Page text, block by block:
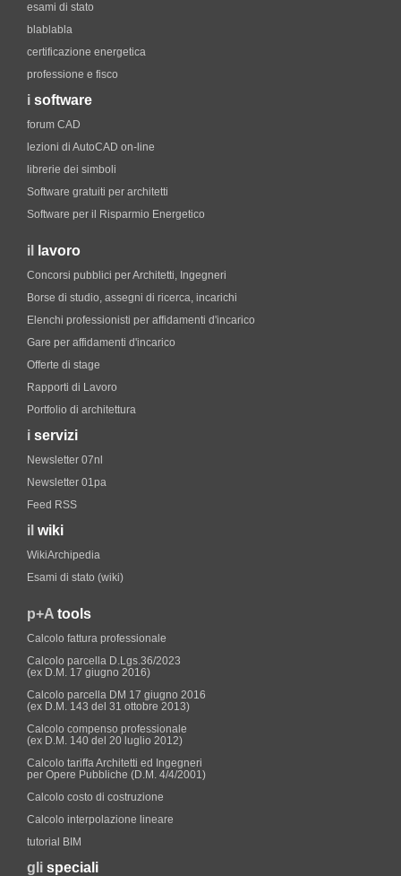
esami di stato
blablabla
certificazione energetica
professione e fisco
i software
forum CAD
lezioni di AutoCAD on-line
librerie dei simboli
Software gratuiti per architetti
Software per il Risparmio Energetico
il lavoro
Concorsi pubblici per Architetti, Ingegneri
Borse di studio, assegni di ricerca, incarichi
Elenchi professionisti per affidamenti d'incarico
Gare per affidamenti d'incarico
Offerte di stage
Rapporti di Lavoro
Portfolio di architettura
i servizi
Newsletter 07nl
Newsletter 01pa
Feed RSS
il wiki
WikiArchipedia
Esami di stato (wiki)
p+A tools
Calcolo fattura professionale
Calcolo parcella D.Lgs.36/2023
(ex D.M. 17 giugno 2016)
Calcolo parcella DM 17 giugno 2016
(ex D.M. 143 del 31 ottobre 2013)
Calcolo compenso professionale
(ex D.M. 140 del 20 luglio 2012)
Calcolo tariffa Architetti ed Ingegneri
per Opere Pubbliche (D.M. 4/4/2001)
Calcolo costo di costruzione
Calcolo interpolazione lineare
tutorial BIM
gli speciali